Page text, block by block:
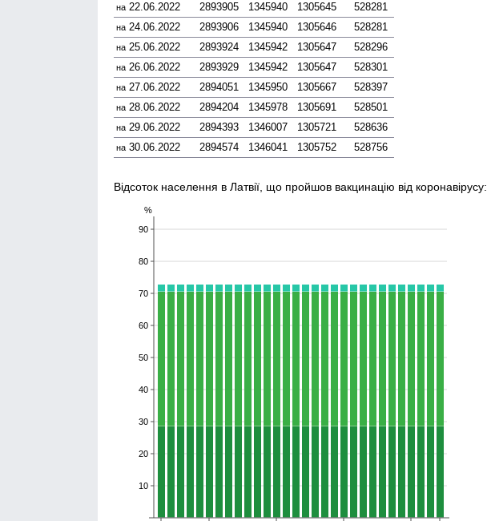
на 22.06.2022 2893905 1345940 1305645 528281
на 24.06.2022 2893906 1345940 1305646 528281
на 25.06.2022 2893924 1345942 1305647 528296
на 26.06.2022 2893929 1345942 1305647 528301
на 27.06.2022 2894051 1345950 1305667 528397
на 28.06.2022 2894204 1345978 1305691 528501
на 29.06.2022 2894393 1346007 1305721 528636
на 30.06.2022 2894574 1346041 1305752 528756
Відсоток населення в Латвії, що пройшов вакцинацію від коронавірусу:
10
20
30
40
50
60
70
80
90
%